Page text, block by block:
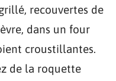
recouvertes de
dans un four
croustillantes.
de la roquette